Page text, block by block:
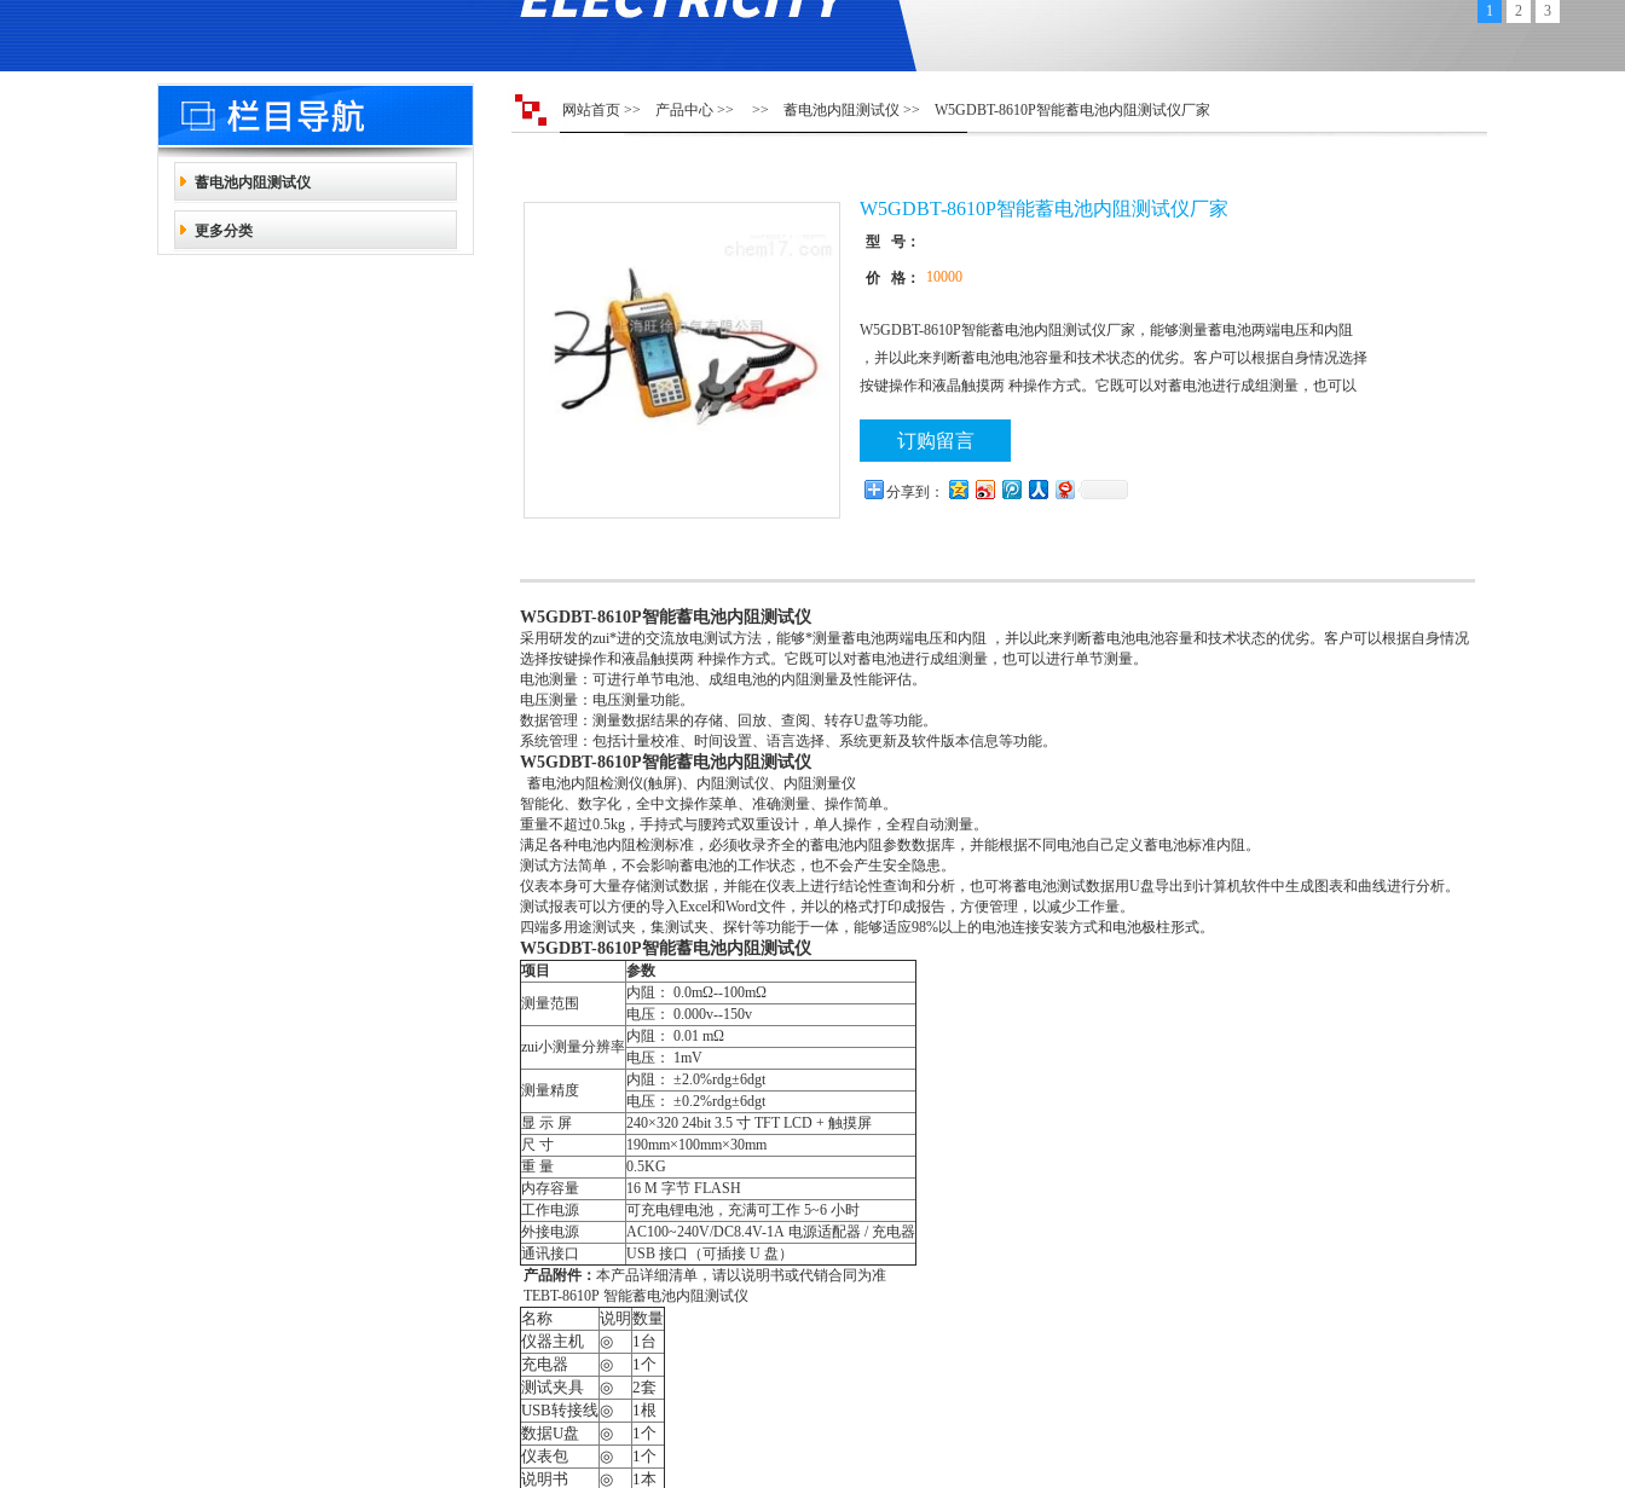
1 2 3
蓄电池内阻测试仪
更多分类
网站首页 >> 产品中心 >> >> 蓄电池内阻测试仪 >> W5GDBT-8610P智能蓄电池内阻测试仪厂家
W5GDBT-8610P智能蓄电池内阻测试仪厂家
型 号：
价 格： 10000
W5GDBT-8610P智能蓄电池内阻测试仪厂家，能够测量蓄电池两端电压和内阻
，并以此来判断蓄电池电池容量和技术状态的优劣。客户可以根据自身情况选择
按键操作和液晶触摸两 种操作方式。它既可以对蓄电池进行成组测量，也可以
订购留言
分享到：
W5GDBT-8610P智能蓄电池内阻测试仪
采用研发的zui*进的交流放电测试方法，能够*测量蓄电池两端电压和内阻 ，并以此来判断蓄电池电池容量和技术状态的优劣。客户可以根据自身情况
选择按键操作和液晶触摸两 种操作方式。它既可以对蓄电池进行成组测量，也可以进行单节测量。
电池测量：可进行单节电池、成组电池的内阻测量及性能评估。
电压测量：电压测量功能。
数据管理：测量数据结果的存储、回放、查阅、转存U盘等功能。
系统管理：包括计量校准、时间设置、语言选择、系统更新及软件版本信息等功能。
W5GDBT-8610P智能蓄电池内阻测试仪
蓄电池内阻检测仪(触屏)、内阻测试仪、内阻测量仪
智能化、数字化，全中文操作菜单、准确测量、操作简单。
重量不超过0.5kg，手持式与腰跨式双重设计，单人操作，全程自动测量。
满足各种电池内阻检测标准，必须收录齐全的蓄电池内阻参数数据库，并能根据不同电池自己定义蓄电池标准内阻。
测试方法简单，不会影响蓄电池的工作状态，也不会产生安全隐患。
仪表本身可大量存储测试数据，并能在仪表上进行结论性查询和分析，也可将蓄电池测试数据用U盘导出到计算机软件中生成图表和曲线进行分析。
测试报表可以方便的导入Excel和Word文件，并以的格式打印成报告，方便管理，以减少工作量。
四端多用途测试夹，集测试夹、探针等功能于一体，能够适应98%以上的电池连接安装方式和电池极柱形式。
W5GDBT-8610P智能蓄电池内阻测试仪
项目
参数
测量范围
内阻： 0.0mΩ--100mΩ
电压： 0.000v--150v
zui小测量分辨率
内阻： 0.01 mΩ
电压： 1mV
测量精度
内阻： ±2.0%rdg±6dgt
电压： ±0.2%rdg±6dgt
显 示 屏
240×320 24bit 3.5 寸 TFT LCD + 触摸屏
尺 寸
190mm×100mm×30mm
重 量
0.5KG
内存容量
16 M 字节 FLASH
工作电源
可充电锂电池，充满可工作 5~6 小时
外接电源
AC100~240V/DC8.4V-1A 电源适配器 / 充电器
通讯接口
USB 接口（可插接 U 盘）
产品附件： 本产品详细清单，请以说明书或代销合同为准
TEBT-8610P 智能蓄电池内阻测试仪
名称 说明 数量
仪器主机
◎
1台
充电器
◎
1个
测试夹具
◎
2套
USB转接线◎
1根
数据U盘
◎
1个
仪表包
◎
1个
说明书
◎ 1本